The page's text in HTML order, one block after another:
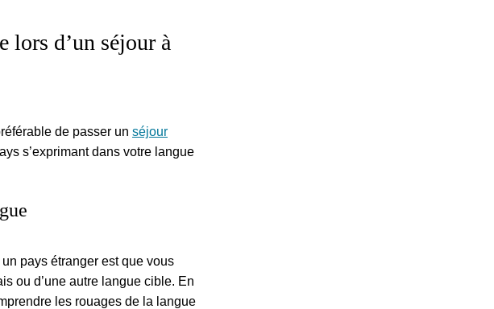
lors d’un séjour à
de passer un séjour
s’exprimant dans votre langue
pays étranger est que vous
ou d’une autre langue cible. En
les rouages de la langue